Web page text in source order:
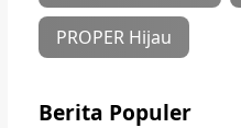
PROPER Hijau
Berita Populer